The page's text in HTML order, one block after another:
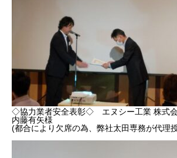
よくある質問
インタビュー
BUSINESS
2022年度
2023年度
◇協力業者安全表彰◇ エヌシー工業 株式
内藤有矢様
(都合により欠席の為、弊社太田専務が代理